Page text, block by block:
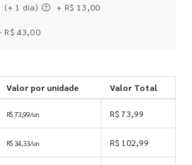
(+ 1 dia) + R$ 13,00
R$ 43,00
Valor por unidade Valor Total
R$ 73,99/un R$ 73,99
R$ 34,33/un R$ 102,99